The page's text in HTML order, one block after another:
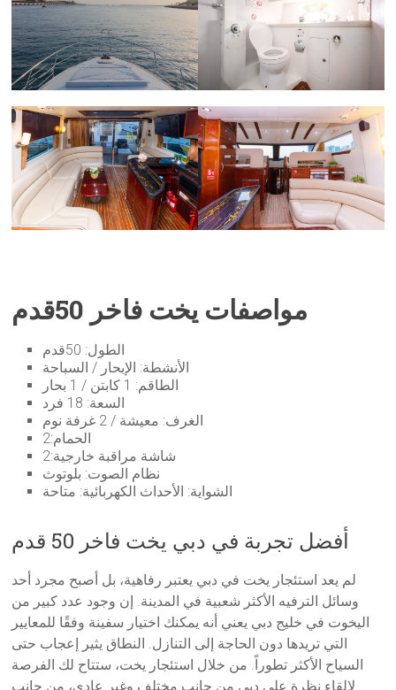
مواصفات يخت فاخر 50قدم
الطول: 50قدم
الأنشطة: الإبحار / السباحة
الطاقم: 1 كابتن / 1 بحار
السعة: 18 فرد
الغرف: معيشة / 2 غرفة نوم
الحمام:2
شاشة مراقبة خارجية:2
نظام الصوت: بلوتوث
الشواية: الأحداث الكهربائية: متاحة
أفضل تجربة في دبي يخت فاخر 50 قدم
لم يعد استئجار يخت في دبي يعتبر رفاهية، بل أصبح مجرد أحد
وسائل الترفيه الأكثر شعبية في المدينة. إن وجود عدد كبير من
اليخوت في خليج دبي يعني أنه يمكنك اختيار سفينة وفقًا للمعايير
التي تريدها دون الحاجة إلى التنازل. النطاق يثير إعجاب حتى
السياح الأكثر تطوراً. من خلال استئجار يخت، ستتاح لك الفرصة
لإلقاء نظرة على دبي من جانب مختلف وغير عادي، من جانب